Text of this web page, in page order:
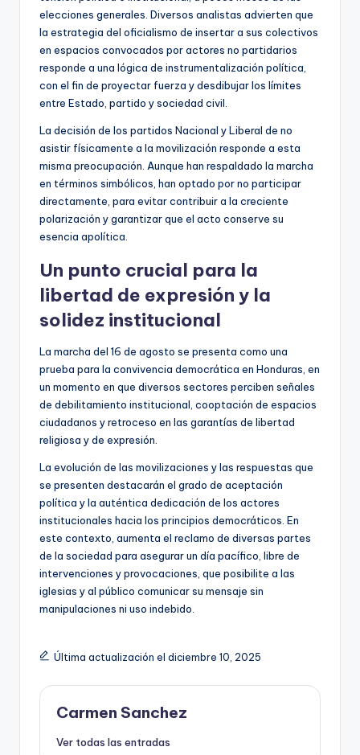
elecciones generales. Diversos analistas advierten que
la estrategia del oficialismo de insertar a sus colectivos
en espacios convocados por actores no partidarios
responde a una lógica de instrumentalización política,
con el fin de proyectar fuerza y desdibujar los límites
entre Estado, partido y sociedad civil.
La decisión de los partidos Nacional y Liberal de no
asistir físicamente a la movilización responde a esta
misma preocupación. Aunque han respaldado la marcha
en términos simbólicos, han optado por no participar
directamente, para evitar contribuir a la creciente
polarización y garantizar que el acto conserve su
esencia apolítica.
Un punto crucial para la
libertad de expresión y la
solidez institucional
La marcha del 16 de agosto se presenta como una
prueba para la convivencia democrática en Honduras, en
un momento en que diversos sectores perciben señales
de debilitamiento institucional, cooptación de espacios
ciudadanos y retroceso en las garantías de libertad
religiosa y de expresión.
La evolución de las movilizaciones y las respuestas que
se presenten destacarán el grado de aceptación
política y la auténtica dedicación de los actores
institucionales hacia los principios democráticos. En
este contexto, aumenta el reclamo de diversas partes
de la sociedad para asegurar un día pacífico, libre de
intervenciones y provocaciones, que posibilite a las
iglesias y al público comunicar su mensaje sin
manipulaciones ni uso indebido.
Última actualización el diciembre 10, 2025
Carmen Sanchez
Ver todas las entradas